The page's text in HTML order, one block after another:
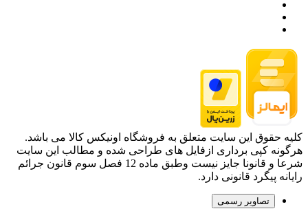
کلیه حقوق این سایت متعلق به فروشگاه اونیکس کالا می باشد.
هرگونه کپی برداری ازفایل های طراحی شده و مطالب این سایت
شرعا و قانونا جایز نیست وطبق ماده 12 فصل سوم قانون جرائم
رایانه پیگرد قانونی دارد.
تصاویر رسمی